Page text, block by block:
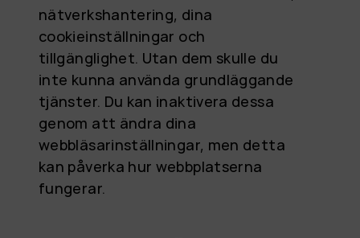
nätverkshantering, dina
cookieinställningar och
tillgänglighet. Utan dem skulle du
inte kunna använda grundläggande
tjänster. Du kan inaktivera dessa
genom att ändra dina
webbläsarinställningar, men detta
kan påverka hur webbplatserna
fungerar.